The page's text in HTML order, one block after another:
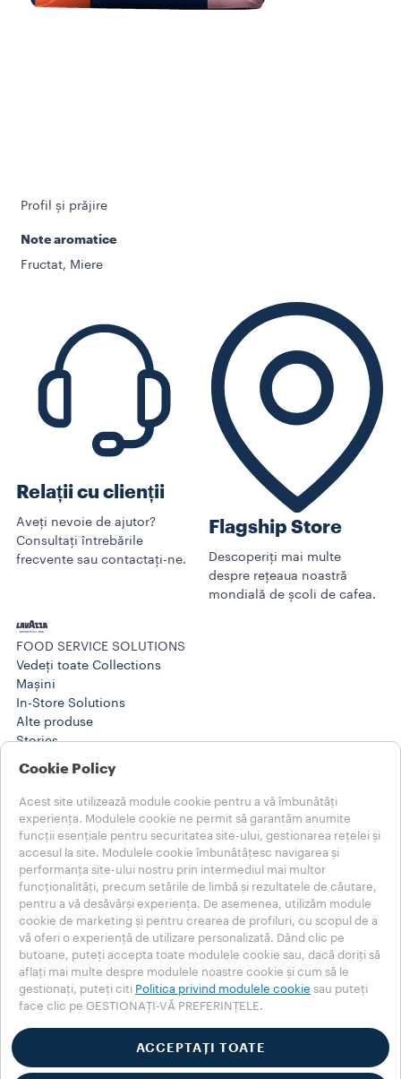
Profil și prăjire
Note aromatice
Fructat, Miere
Relații cu clienții
Aveți nevoie de ajutor?
Consultați întrebările
frecvente sau contactați-ne.
Flagship Store
Descoperiți mai multe
despre rețeaua noastră
mondială de școli de cafea.
FOOD SERVICE SOLUTIONS
Vedeți toate Collections
Mașini
In-Store Solutions
Alte produse
Stories
Training Center
@WORK SOLUTIONS
Produse
Stories
AJUTOR
ÎNTREBĂRI FRECVENTE
Contactați-ne
Note Legale
Termeni de folosire
Alegeți-vă țara
ROMÂNIA
ROMÂNIA
ALTE ȚĂRI
Politica de confidențialitate
Politica privind modulele cookie
Cookie Policy
Acest site utilizează module cookie pentru a vă îmbunătăți
experiența. Modulele cookie ne permit să garantăm anumite
funcții esențiale pentru securitatea site-ului, gestionarea rețelei și
accesul la site. Modulele cookie îmbunătățesc navigarea și
performanța site-ului nostru prin intermediul mai multor
funcționalități, precum setările de limbă și rezultatele de căutare,
pentru a vă desăvârși experiența. De asemenea, utilizăm module
cookie de marketing și pentru crearea de profiluri, cu scopul de a
vă oferi o experiență de utilizare personalizată. Dând clic pe
butoane, puteți accepta toate modulele cookie sau, dacă doriți să
aflați mai multe despre modulele noastre cookie și cum să le
gestionați, puteți citi Politica privind modulele cookie sau puteți
face clic pe GESTIONAȚI-VĂ PREFERINȚELE.
ACCEPTAȚI TOATE